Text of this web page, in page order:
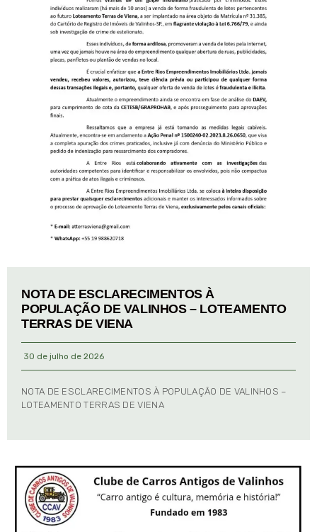
NOTA DE ESCLARECIMENTOS À
POPULAÇÃO DE VALINHOS – LOTEAMENTO
TERRAS DE VIENA
30 de julho de 2026
NOTA DE ESCLARECIMENTOS À POPULAÇÃO DE VALINHOS –
LOTEAMENTO TERRAS DE VIENA